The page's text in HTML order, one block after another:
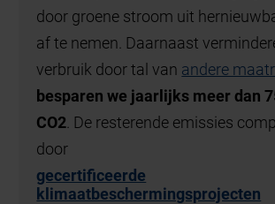
door groene stroom uit
af te nemen. Daarnaast
verbruik door tal van andere
besparen we jaarlijks meer dan
CO2 . De resterende emissies
door
gecertificeerde
klimaatbeschermingsprojecten